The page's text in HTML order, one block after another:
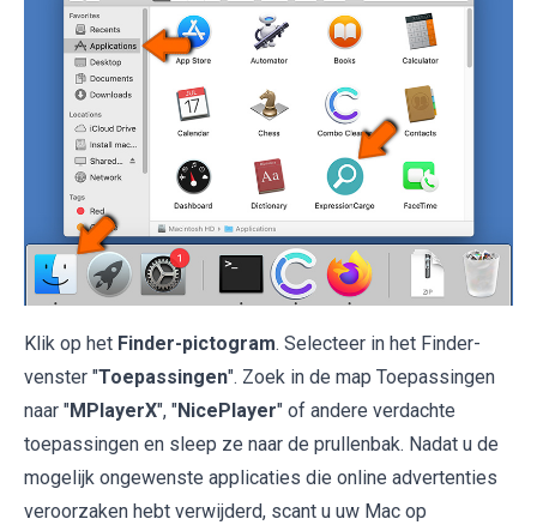
Klik op het Finder-pictogram. Selecteer in het Finder-
venster "Toepassingen". Zoek in de map Toepassingen
naar "MPlayerX", "NicePlayer" of andere verdachte
toepassingen en sleep ze naar de prullenbak. Nadat u de
mogelijk ongewenste applicaties die online advertenties
veroorzaken hebt verwijderd, scant u uw Mac op